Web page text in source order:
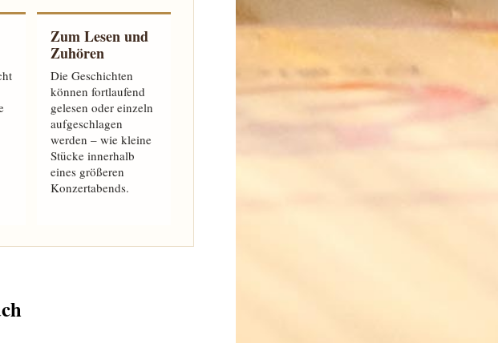
Zum Lesen und
Zuhören
Die Geschichten
können fortlaufend
gelesen oder einzeln
aufgeschlagen
werden – wie kleine
Stücke innerhalb
eines größeren
Konzertabends.